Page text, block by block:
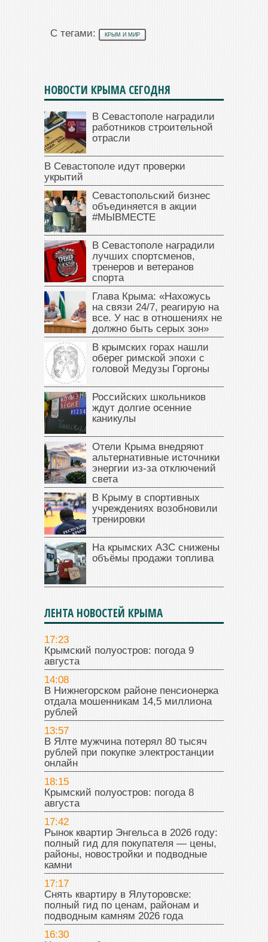
С тегами: КРЫМ И МИР
НОВОСТИ КРЫМА СЕГОДНЯ
В Севастополе наградили
работников строительной
отрасли
В Севастополе идут проверки
укрытий
Севастопольский бизнес
объединяется в акции
#МЫВМЕСТЕ
В Севастополе наградили
лучших спортсменов,
тренеров и ветеранов
спорта
Глава Крыма: «Нахожусь
на связи 24/7, реагирую на
все. У нас в отношениях не
должно быть серых зон»
В крымских горах нашли
оберег римской эпохи с
головой Медузы Горгоны
Российских школьников
ждут долгие осенние
каникулы
Отели Крыма внедряют
альтернативные источники
энергии из-за отключений
света
В Крыму в спортивных
учреждениях возобновили
тренировки
На крымских АЗС снижены
объёмы продажи топлива
ЛЕНТА НОВОСТЕЙ КРЫМА
17:23
Крымский полуостров: погода 9
августа
14:08
В Нижнегорском районе пенсионерка
отдала мошенникам 14,5 миллиона
рублей
13:57
В Ялте мужчина потерял 80 тысяч
рублей при покупке электростанции
онлайн
18:15
Крымский полуостров: погода 8
августа
17:42
Рынок квартир Энгельса в 2026 году:
полный гид для покупателя — цены,
районы, новостройки и подводные
камни
17:17
Снять квартиру в Ялуторовске:
полный гид по ценам, районам и
подводным камням 2026 года
16:30